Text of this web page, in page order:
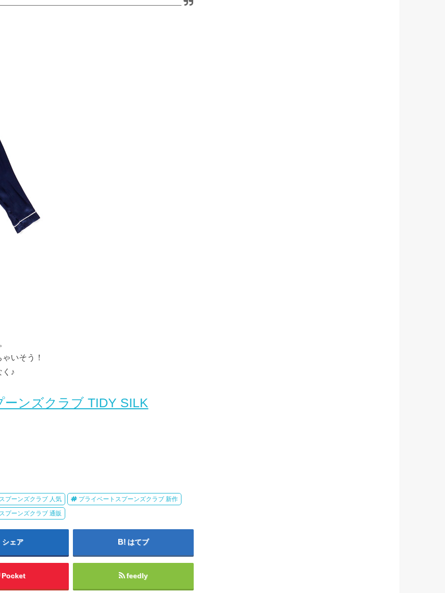
いそう！
く♪
ーンズクラブ TIDY SILK
プーンズクラブ 人気 プライベートスプーンズクラブ 新作
プーンズクラブ 通販
シェア はてブ
Pocket feedly